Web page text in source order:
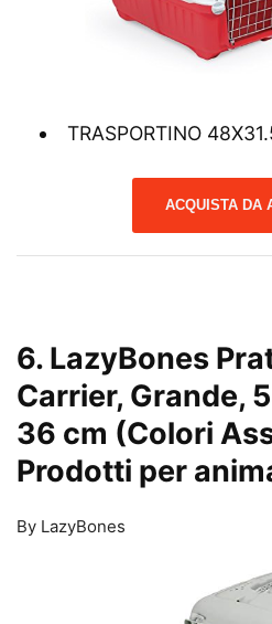
TRASPORTINO
ACQUISTA DA
6. LazyBones
Carrier, Grande,
36 cm (Colori
Prodotti per
By LazyBones